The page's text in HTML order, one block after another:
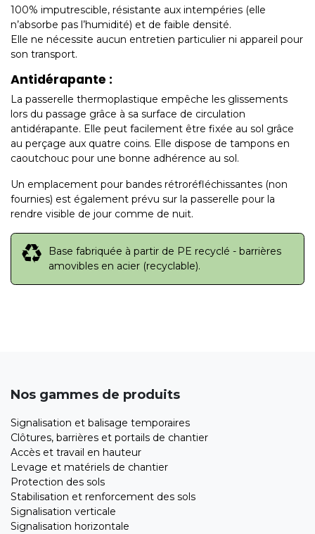
100% imputrescible, résistante aux intempéries (elle
n’absorbe pas l’humidité) et de faible densité.
Elle ne nécessite aucun entretien particulier ni appareil pour
son transport.
Antidérapante :
La passerelle thermoplastique empêche les glissements
lors du passage grâce à sa surface de circulation
antidérapante. Elle peut facilement être fixée au sol grâce
au perçage aux quatre coins. Elle dispose de tampons en
caoutchouc pour une bonne adhérence au sol.
Un emplacement pour bandes rétroréfléchissantes (non
fournies) est également prévu sur la passerelle pour la
rendre visible de jour comme de nuit.
Base fabriquée à partir de PE recyclé - barrières
amovibles en acier (recyclable).
Nos gammes de produits
Signalisation et balisage temporaires
Clôtures, barrières et portails de chantier
Accès et travail en hauteur
Levage et matériels de chantier
Protection des sols
Stabilisation et renforcement des sols
Signalisation verticale
Signalisation horizontale